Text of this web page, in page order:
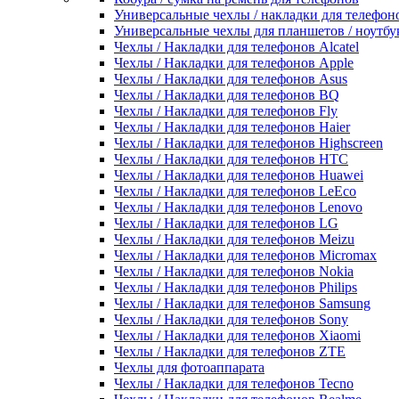
Универсальные чехлы / накладки для
Универсальные чехлы для планшетов /
Чехлы / Накладки для телефонов Alcatel
Чехлы / Накладки для телефонов Apple
Чехлы / Накладки для телефонов Asus
Чехлы / Накладки для телефонов BQ
Чехлы / Накладки для телефонов Fly
Чехлы / Накладки для телефонов Haier
Чехлы / Накладки для телефонов Highscreen
Чехлы / Накладки для телефонов HTC
Чехлы / Накладки для телефонов Huawei
Чехлы / Накладки для телефонов LeEco
Чехлы / Накладки для телефонов Lenovo
Чехлы / Накладки для телефонов LG
Чехлы / Накладки для телефонов Meizu
Чехлы / Накладки для телефонов Micromax
Чехлы / Накладки для телефонов Nokia
Чехлы / Накладки для телефонов Philips
Чехлы / Накладки для телефонов Samsung
Чехлы / Накладки для телефонов Sony
Чехлы / Накладки для телефонов Xiaomi
Чехлы / Накладки для телефонов ZTE
Чехлы для фотоаппарата
Чехлы / Накладки для телефонов Tecno